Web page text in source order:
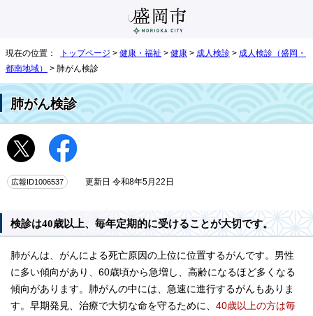
現在の位置： トップページ > 健康・福祉 > 健康 > 成人検診 > 成人検診（盛岡・
都南地域）
> 肺がん検診
肺がん検診
広報ID1006537 更新日 令和8年5月22日
検診は40歳以上、毎年定期的に受けることが大切です。
肺がんは、がんによる死亡原因の上位に位置するがんです。男性
に多い傾向があり、60歳頃から急増し、高齢になるほど多くなる
傾向があります。肺がんの中には、急速に進行するがんもありま
す。早期発見、治療で大切な命を守るために、 40歳以上の方は毎